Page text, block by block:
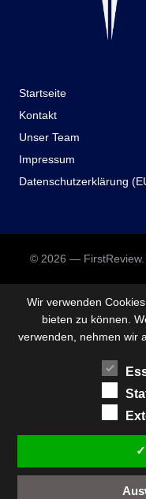
Startseite
Kontakt
Unser Team
Impressum
Datenschutzerklärung
© 2026 — FirstReview.
Wir verwenden
bieten zu können.
verwenden, nehmen wir